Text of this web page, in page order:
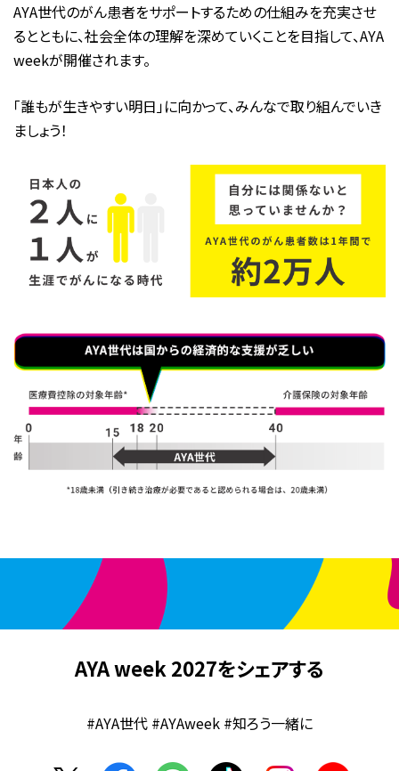
AYA世代のがん患者をサポートするための仕組みを充実させ
るとともに、社会全体の理解を深めていくことを目指して、AYA
weekが開催されます。
「誰もが生きやすい明日」に向かって、みんなで取り組んでいき
ましょう！
AYA week 2027をシェアする
#AYA世代 #AYAweek #知ろう一緒に